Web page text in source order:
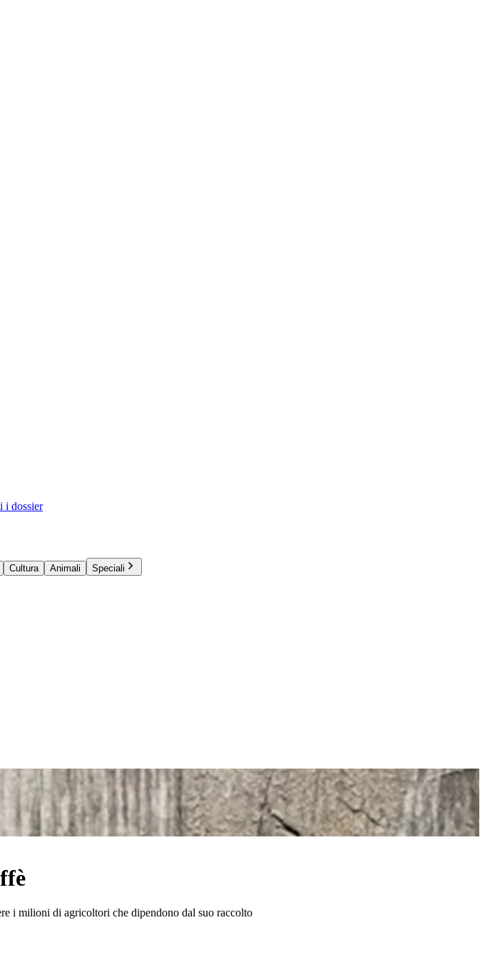
i dossier
Cultura Animali
Speciali
i milioni di agricoltori che dipendono dal suo raccolto